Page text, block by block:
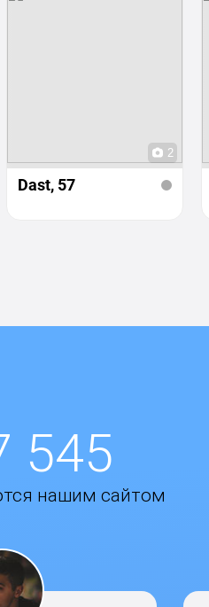
2
Dast, 57
545
нашим сайтом